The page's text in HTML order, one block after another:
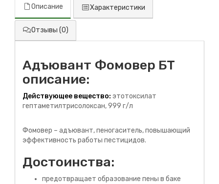
Описание Характеристики
Отзывы (0)
Адъювант Фомовер БТ
описание:
Действующее вещество: этотоксилат
гептаметилтрисолоксан, 999 г/л
Фомовер – адъювант, пеногаситель, повышающий
эффективность работы пестицидов.
Достоинства:
предотвращает образование пены в баке